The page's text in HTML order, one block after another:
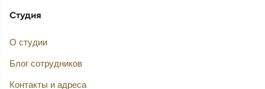
Студия
О студии
Блог сотрудников
Контакты и адреса